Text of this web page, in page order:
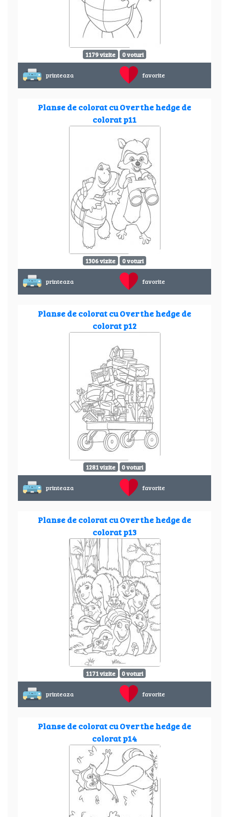
1179 vizite 0 voturi
printeaza favorite
Planse de colorat cu Over the hedge de
colorat p11
1306 vizite 0 voturi
printeaza favorite
Planse de colorat cu Over the hedge de
colorat p12
1281 vizite 0 voturi
printeaza favorite
Planse de colorat cu Over the hedge de
colorat p13
1171 vizite 0 voturi
printeaza favorite
Planse de colorat cu Over the hedge de
colorat p14